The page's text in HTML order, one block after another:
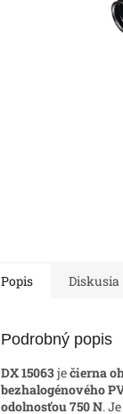
Popis Diskusia
Podrobný popis
DX 15063ječierna
bezhalogénového
odolnosťou 750 N.